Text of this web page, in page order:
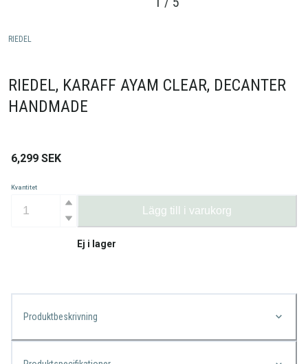
RIEDEL
RIEDEL, KARAFF AYAM CLEAR, DECANTER
HANDMADE
6,299 SEK
Kvantitet
Lägg till i varukorg
Ej i lager
Produktbeskrivning